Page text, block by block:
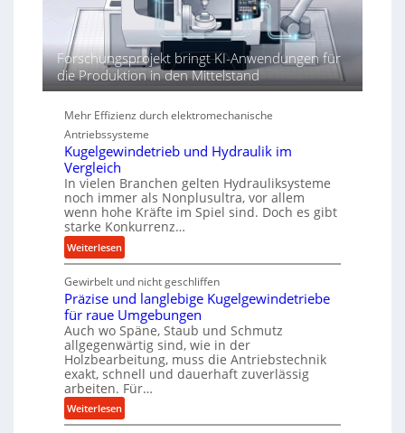
e
d
i
e
e
r
f
o
r
m
a
n
c
b
e
i
m
D
r
ü
c
k
Forschungsprojekt bringt KI-Anwendungen für
die Produktion in den Mittelstand
Mehr Effizienz durch elektromechanische
Antriebssysteme
Kugelgewindetrieb und Hydraulik im
Vergleich
In vielen Branchen gelten Hydrauliksysteme
noch immer als Nonplusultra, vor allem
wenn hohe Kräfte im Spiel sind. Doch es gibt
starke Konkurrenz…
Weiterlesen:
K
u
g
e
l
g
e
w
i
n
Gewirbelt und nicht geschliffen
Präzise und langlebige Kugelgewindetriebe
für raue Umgebungen
Auch wo Späne, Staub und Schmutz
allgegenwärtig sind, wie in der
Holzbearbeitung, muss die Antriebstechnik
exakt, schnell und dauerhaft zuverlässig
arbeiten. Für…
Weiterlesen:
P